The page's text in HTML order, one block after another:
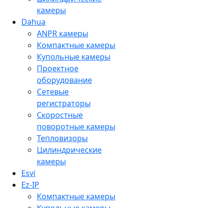
камеры
Dahua
ANPR камеры
Компактные камеры
Купольные камеры
Проектное
оборудование
Сетевые
регистраторы
Скоростные
поворотные камеры
Тепловизоры
Цилиндрические
камеры
Esvi
Ez-IP
Компактные камеры